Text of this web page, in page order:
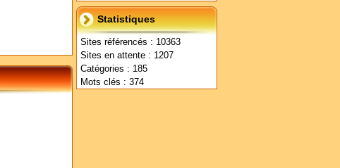
Statistiques
Sites référencés : 10363
Sites en attente : 1207
Catégories : 185
Mots clés : 374